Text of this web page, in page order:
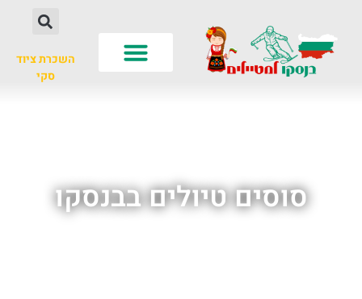
השכרת ציוד
סקי
סוסים טיולים בבנסקו